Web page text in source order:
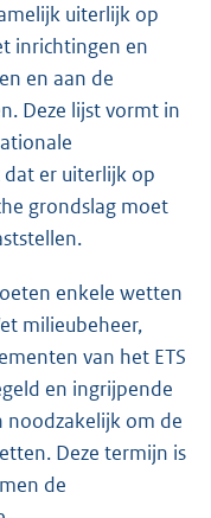
uiterlijk op
inrichtingen en
en aan de
Deze lijst vormt in
er uiterlijk op
grondslag moet
enkele wetten
milieubeheer,
van het ETS
en ingrijpende
noodzakelijk om de
Deze termijn is
de